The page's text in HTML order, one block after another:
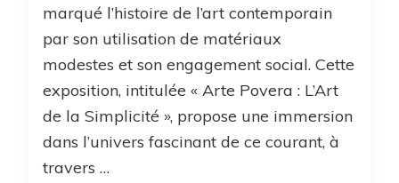
marqué l’histoire de l’art contemporain
par son utilisation de matériaux
modestes et son engagement social. Cette
exposition, intitulée « Arte Povera : L’Art
de la Simplicité », propose une immersion
dans l’univers fascinant de ce courant, à
travers …